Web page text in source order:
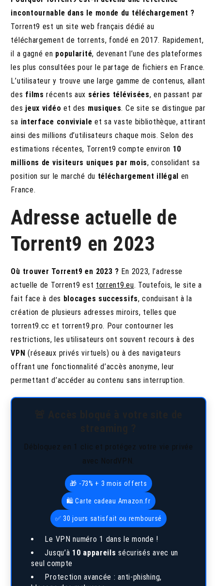
incontournable dans le monde du téléchargement ?
Torrent9 est un site web français dédié au
téléchargement de torrents, fondé en 2017. Rapidement,
il a gagné en popularité, devenant l’une des plateformes
les plus consultées pour le partage de fichiers en France.
L’utilisateur y trouve une large gamme de contenus, allant
des films récents aux séries télévisées, en passant par
des jeux vidéo et des musiques. Ce site se distingue par
sa interface conviviale et sa vaste bibliothèque, attirant
ainsi des millions d’utilisateurs chaque mois. Selon des
estimations récentes, Torrent9 compte environ 10
millions de visiteurs uniques par mois, consolidant sa
position sur le marché du téléchargement illégal en
France.
Adresse actuelle de
Torrent9 en 2023
Où trouver Torrent9 en 2023 ? En 2023, l’adresse
actuelle de Torrent9 est torrent9.eu. Toutefois, le site a
fait face à des blocages successifs, conduisant à la
création de plusieurs adresses miroirs, telles que
torrent9.cc et torrent9.pro. Pour contourner les
restrictions, les utilisateurs ont souvent recours à des
VPN (réseaux privés virtuels) ou à des navigateurs
offrant une fonctionnalité d’accès anonyme, leur
permettant d’accéder au contenu sans interruption.
Débloquez en 1 clic et protégez votre vie privée
avec NordVPN.
🎁 -73% + 3 mois offerts
🛍️ Carte cadeau Amazon.fr
✅ 30 jours satisfait ou remboursé
Le VPN numéro 1 dans le monde !
Jusqu’à 10 appareils sécurisés avec un
seul compte
Protection avancée : anti-phishing,